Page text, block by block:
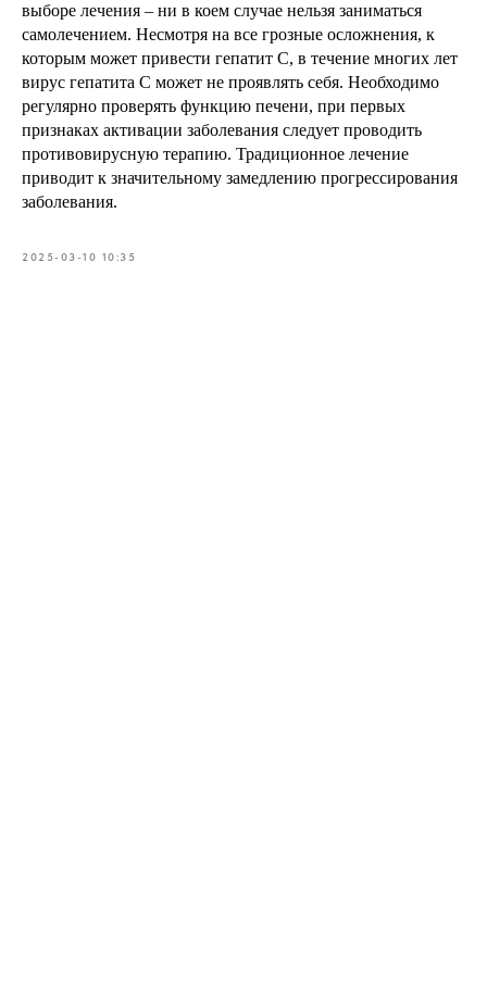
выборе лечения – ни в коем случае нельзя заниматься
самолечением. Несмотря на все грозные осложнения, к
которым может привести гепатит С, в течение многих лет
вирус гепатита С может не проявлять себя. Необходимо
регулярно проверять функцию печени, при первых
признаках активации заболевания следует проводить
противовирусную терапию. Традиционное лечение
приводит к значительному замедлению прогрессирования
заболевания.
2025-03-10 10:35